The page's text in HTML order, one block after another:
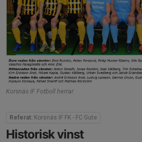
Korsnäs IF Fotboll herrar
Referat: Korsnäs IF FK - FC Gute
Historisk vinst